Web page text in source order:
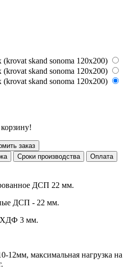
заказ
Сроки производства
Оплата
ДСП 22 мм.
ДСП - 22 мм.
ХДФ 3 мм.
12мм, максимальная нагрузка на